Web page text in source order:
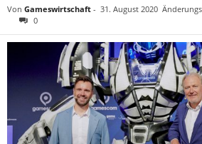
Von Gameswirtschaft - 31. August 2020
0